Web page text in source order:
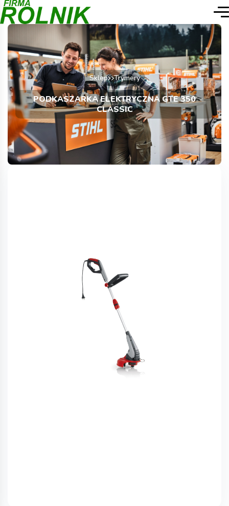
Sklep Trymery
PODKASZARKA ELEKTRYCZNA GTE 350
CLASSIC